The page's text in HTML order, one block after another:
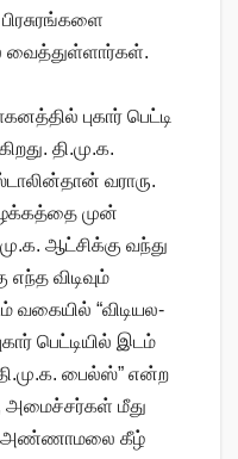
வைத்துள்ளார்கள்.
புகார் பெட்டி
தி.மு.க.
வராரு.
முன்
ஆட்சிக்கு வந்து
விடிவும்
வகையில் “விடியல-
பெட்டியில் இடம்
பைல்ஸ்” என்ற
அமைச்சர்கள் மீது
அண்ணாமலை கீழ்